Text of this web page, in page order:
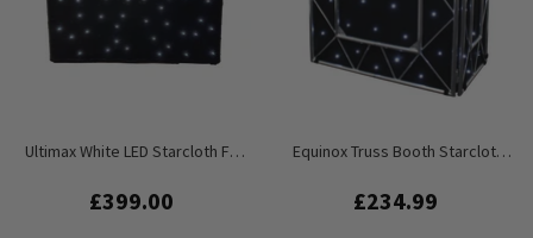
Ultimax White LED Starcloth For
£399.00
Equinox Truss Booth Starcloth
£234.99